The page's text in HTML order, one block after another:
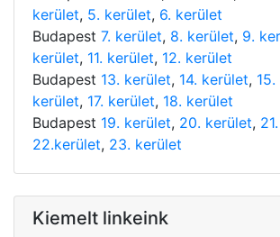
kerület, 5. kerület, 6. kerület
Budapest 7. kerület, 8. kerület, 9.
kerület, 11. kerület, 12. kerület
Budapest 13. kerület, 14. kerület,
kerület, 17. kerület, 18. kerület
Budapest 19. kerület, 20. kerület,
22.kerület, 23. kerület
Kiemelt linkeink